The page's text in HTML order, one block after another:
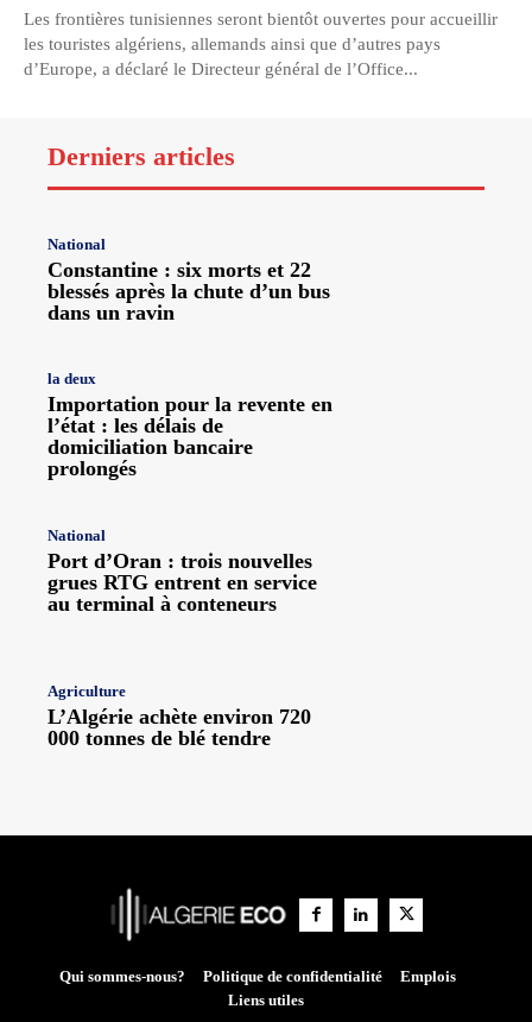
Les frontières tunisiennes seront bientôt ouvertes pour accueillir
les touristes algériens, allemands ainsi que d’autres pays
d’Europe, a déclaré le Directeur général de l’Office...
Derniers articles
National
Constantine : six morts et 22
blessés après la chute d’un bus
dans un ravin
la deux
Importation pour la revente en
l’état : les délais de
domiciliation bancaire
prolongés
National
Port d’Oran : trois nouvelles
grues RTG entrent en service
au terminal à conteneurs
Agriculture
L’Algérie achète environ 720
000 tonnes de blé tendre
Qui sommes-nous? Politique de confidentialité
Emplois
Liens utiles